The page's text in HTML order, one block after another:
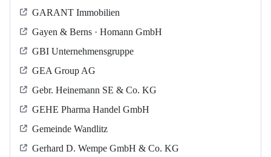
GARANT Immobilien
Gayen & Berns · Homann GmbH
GBI Unternehmensgruppe
GEA Group AG
Gebr. Heinemann SE & Co. KG
GEHE Pharma Handel GmbH
Gemeinde Wandlitz
Gerhard D. Wempe GmbH & Co. KG